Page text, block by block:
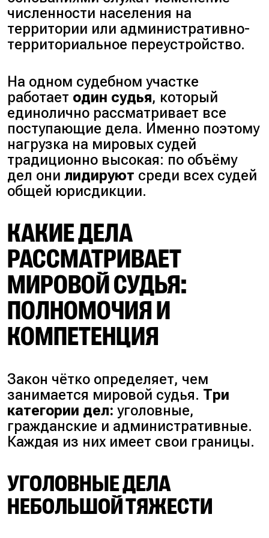
численности населения на
территории или административно-
территориальное переустройство.
На одном судебном участке
работает один судья, который
единолично рассматривает все
поступающие дела. Именно поэтому
нагрузка на мировых судей
традиционно высокая: по объёму
дел онилидируют среди всех судей
общей юрисдикции.
КАКИЕ ДЕЛА
РАССМАТРИВАЕТ
МИРОВОЙ СУДЬЯ:
ПОЛНОМОЧИЯ И
КОМПЕТЕНЦИЯ
Закон чётко определяет, чем
занимается мировой судья. Три
категории дел: уголовные,
гражданские и административные.
Каждая из них имеет свои границы.
УГОЛОВНЫЕ ДЕЛА
НЕБОЛЬШОЙ ТЯЖЕСТИ